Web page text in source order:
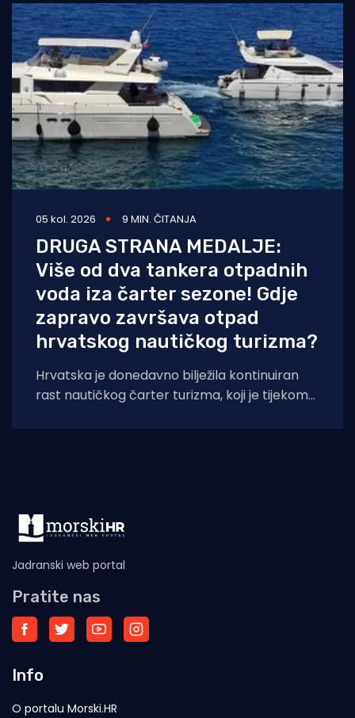
05 kol. 2026 9 MIN. ČITANJA
DRUGA STRANA MEDALJE:
Više od dva tankera otpadnih
voda iza čarter sezone! Gdje
zapravo završava otpad
hrvatskog nautičkog turizma?
Hrvatska je donedavno bilježila kontinuiran
rast nautičkog čarter turizma, koji je tijekom
Jadranski web portal
Pratite nas
Info
O portalu Morski.HR